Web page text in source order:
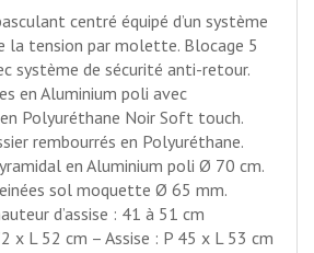
centré équipé d’un système
la tension par molette. Blocage 5
système de sécurité anti-retour.
en Aluminium poli avec
Polyuréthane Noir Soft touch.
rembourrés en Polyuréthane.
en Aluminium poli Ø 70 cm.
sol moquette Ø 65 mm.
d’assise : 41 à 51 cm
x L 52 cm – Assise : P 45 x L 53 cm